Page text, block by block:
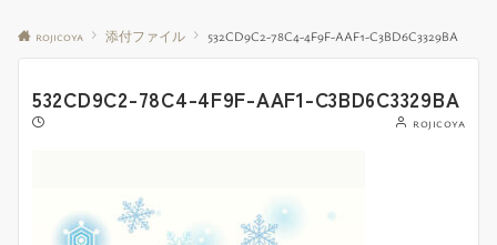
rojicoya 添付ファイル 532CD9C2-78C4-4F9F-AAF1-C3BD6C3329BA
532CD9C2-78C4-4F9F-AAF1-C3BD6C3329BA
rojicoya